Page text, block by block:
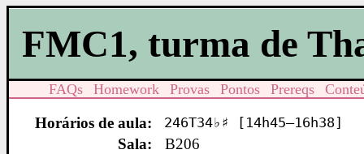
FMC1, turma de
FAQs Homework Provas Pontos Prereqs
Horários de aula: 246T34♭♯ [14h45–16h38]
Sala:
B206